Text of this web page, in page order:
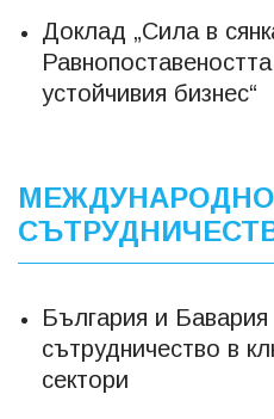
Доклад „Сила в
устойчивия бизнес“
МЕЖДУНАРОДНО
България и
сътрудничество в
сектори